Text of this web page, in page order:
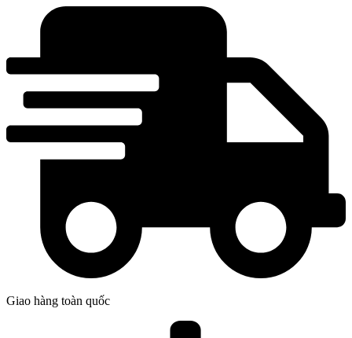
Giao hàng toàn quốc